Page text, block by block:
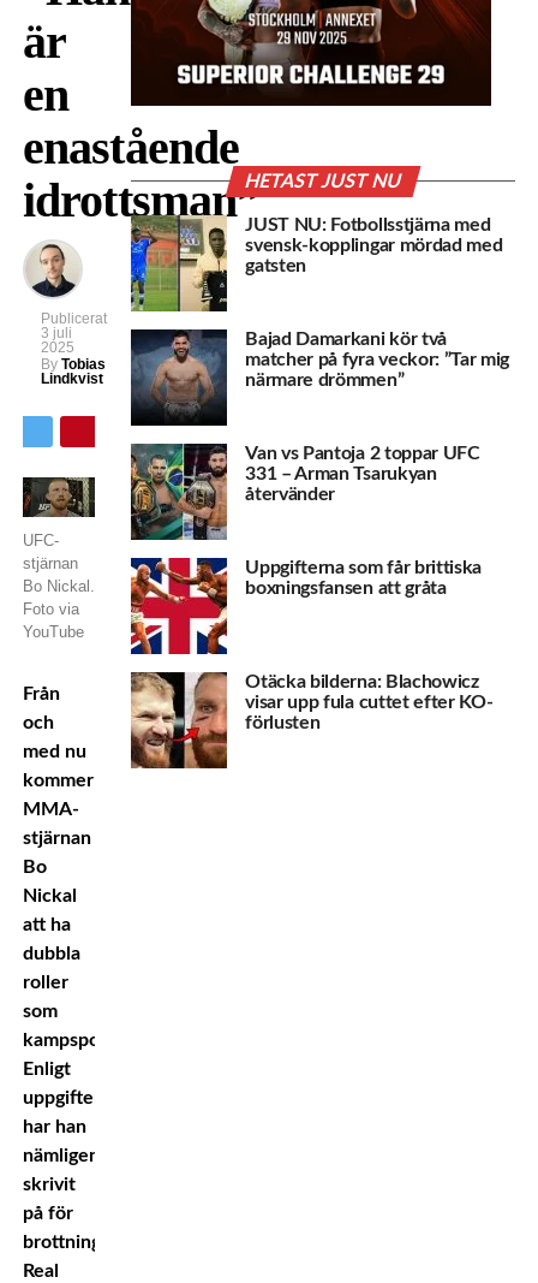
är
en
enastående
idrottsman”
Publicerat
3 juli
2025
By Tobias
Lindkvist
UFC-
stjärnan
Bo Nickal.
Foto via
YouTube
Från
och
med nu
kommer
MMA-
stjärnan
Bo
Nickal
att ha
dubbla
roller
som
kampsportare.
Enligt
uppgifter
har han
nämligen
skrivit
på för
brottningsorganisationen
Real
HETAST JUST NU
JUST NU: Fotbollsstjärna med
svensk-kopplingar mördad med
gatsten
Bajad Damarkani kör två
matcher på fyra veckor: ”Tar mig
närmare drömmen”
Van vs Pantoja 2 toppar UFC
331 – Arman Tsarukyan
återvänder
Uppgifterna som får brittiska
boxningsfansen att gråta
Otäcka bilderna: Blachowicz
visar upp fula cuttet efter KO-
förlusten